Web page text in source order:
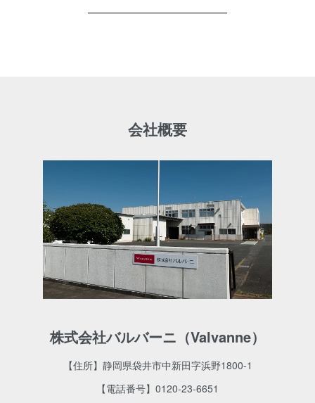
会社概要
株式会社バルバーニ（Valvanne）
【住所】静岡県袋井市中新田字浜野1800-1
【電話番号】 0120-23-6651